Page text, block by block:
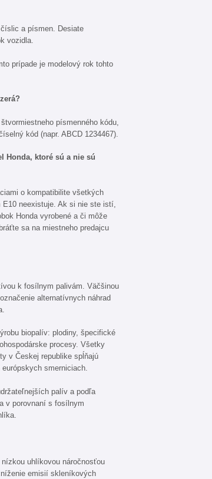
a písmen. Desiate
vozidla.
prípade je modelový rok tohto
písmenného kódu,
kód (napr. ABCD 1234467).
Honda, ktoré sú a nie sú
o kompatibilite všetkých
neexistuje. Ak si nie ste istí,
Honda vyrobené a či môže
sa na miestneho predajcu
k fosílnym palivám. Väčšinou
alternatívnych náhrad
biopalív: plodiny, špecifické
procesy. Všetky
v Českej republike spĺňajú
smerniciach.
palív a podľa
v porovnaní s fosílnym
uhlíkovou náročnosťou
emisií skleníkových